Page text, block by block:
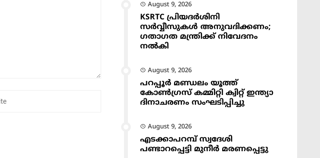
August 9, 2026
KSRTC പ്രിയദർശിനി
സർവ്വീസുകൾ അനുവദിക്കണം;
ഗതാഗത മന്ത്രിക്ക് നിവേദനം
നൽകി
August 9, 2026
പറപ്പൂർ മണ്ഡലം യൂത്ത്
കോൺഗ്രസ് കമ്മിറ്റി ക്വിറ്റ് ഇന്ത്യാ
ദിനാചരണം സംഘടിപ്പിച്ചു
August 9, 2026
എടക്കാപറമ്പ് സ്വദേശി
പണ്ടാറപ്പെട്ടി മുനീർ മരണപ്പെട്ടു